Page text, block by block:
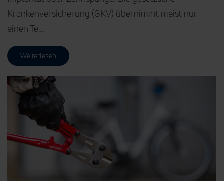
Krankenversicherung (GKV) übernimmt meist nur
einen Te…
Weiterlesen